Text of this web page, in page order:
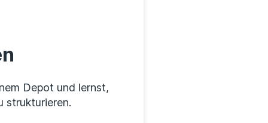
Depot und lernst,
strukturieren.